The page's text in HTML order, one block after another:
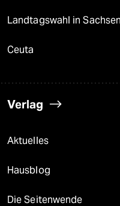
Landtagswahl in
Ceuta
Verlag
Aktuelles
Hausblog
Die Seitenwende